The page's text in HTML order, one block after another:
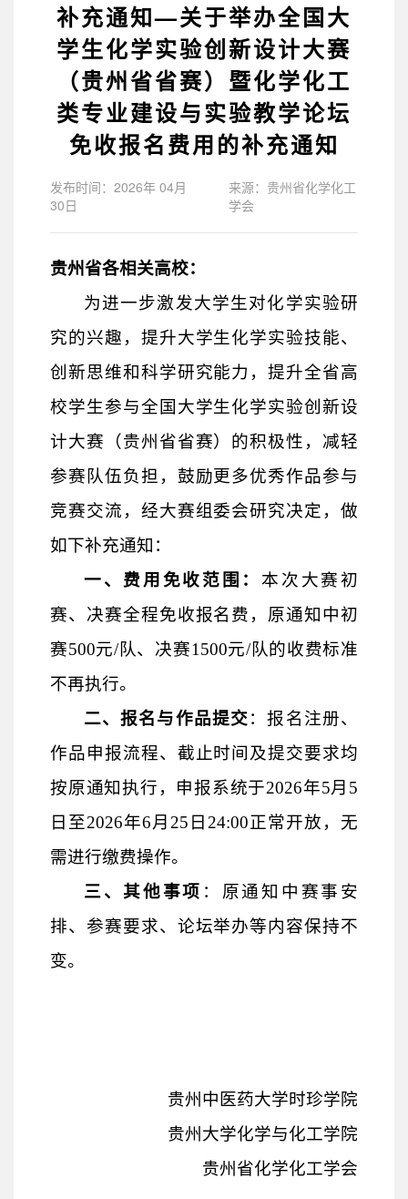
补充通知—关于举办全国大
学生化学实验创新设计大赛
（贵州省省赛）暨化学化工
类专业建设与实验教学论坛
免收报名费用的补充通知
发布时间：2026年 04月
30日
来源：贵州省化学化工
学会
贵州省各相关高校：
为进一步激发大学生对化学实验研
究的兴趣，提升大学生化学实验技能、
创新思维和科学研究能力，提升全省高
校学生参与全国大学生化学实验创新设
计大赛（贵州省省赛）的积极性，减轻
参赛队伍负担，鼓励更多优秀作品参与
竞赛交流，经大赛组委会研究决定，做
如下补充通知：
一、费用免收范围：本次大赛初
赛、决赛全程免收报名费，原通知中初
赛500元/队、决赛1500元/队的收费标准
不再执行。
二、报名与作品提交：报名注册、
作品申报流程、截止时间及提交要求均
按原通知执行，申报系统于2026年5月5
日 至2026年6月25日 24:00正常开放，无
需进行缴费操作。
三、其他事项 ：原通知中赛事安
排、参赛要求、论坛举办等内容保持不
变。
贵州中医药大学时珍学院
贵州大学化学与化工学院
贵州省化学化工学会